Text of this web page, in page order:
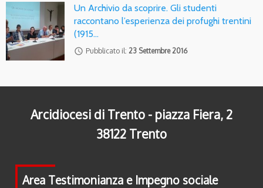
Un Archivio da scoprire. Gli studenti
raccontano l’esperienza dei profughi trentini
(1915…
access_time Pubblicato il: 23 Settembre 2016
Arcidiocesi di Trento - piazza Fiera, 2
38122 Trento
Area Testimonianza e Impegno sociale